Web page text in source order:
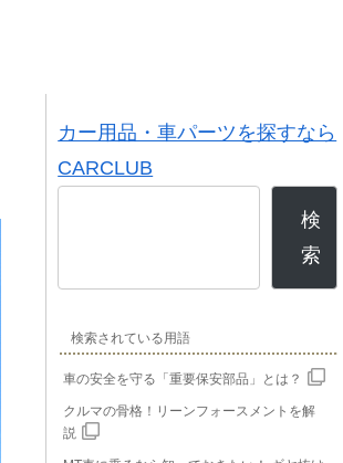
カー用品・車パーツを探すなら
CARCLUB
検
索
検索されている用語
車の安全を守る「重要保安部品」とは？
クルマの骨格！リーンフォースメントを解
説